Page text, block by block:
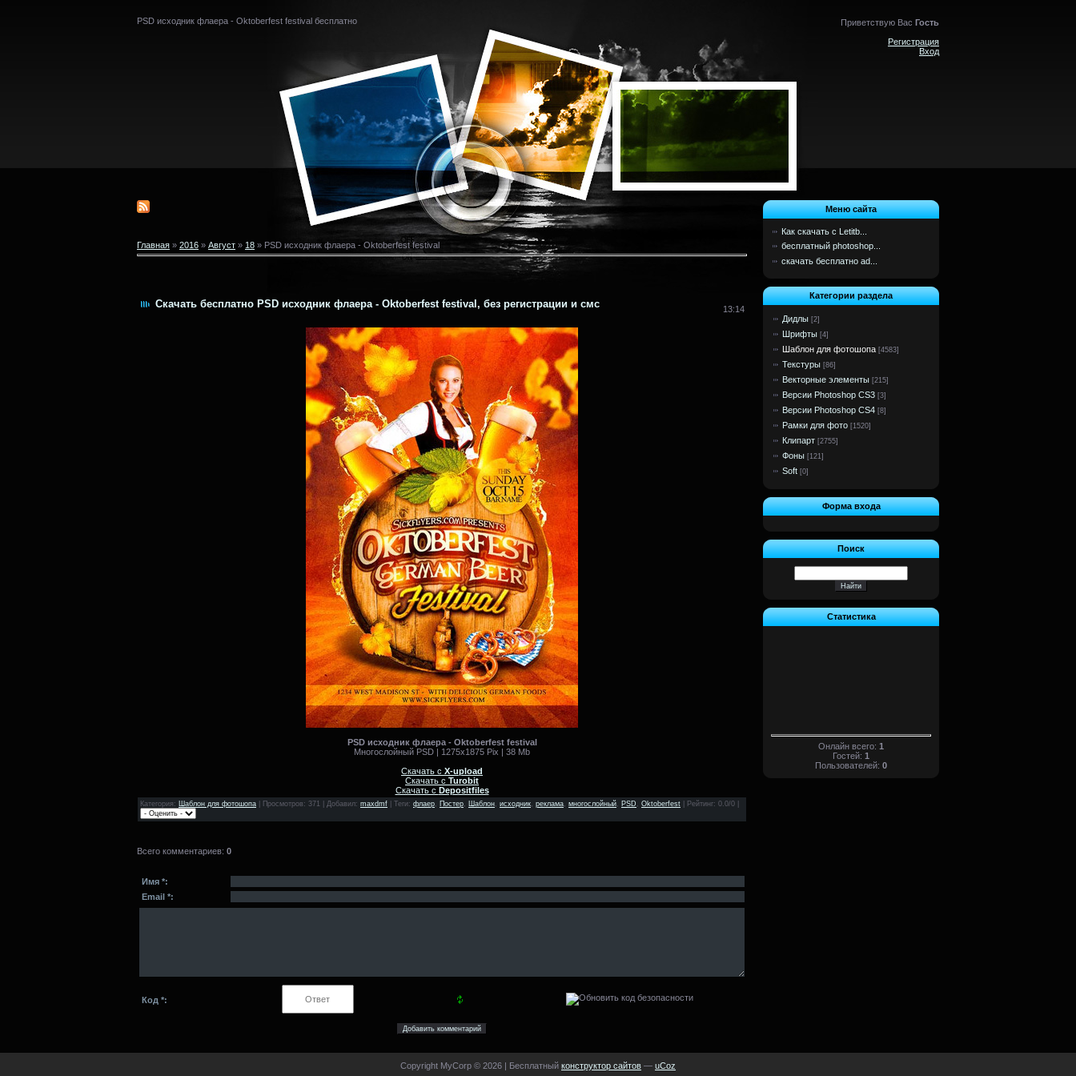
PSD исходник флаера - Oktoberfest festival бесплатно Приветствую Вас Гость
Регистрация
Вход
Главная » 2016 » Август » 18 » PSD исходник флаера - Oktoberfest festival
Скачать бесплатно PSD исходник флаера - Oktoberfest festival, без регистрации и смс 13:14
PSD исходник флаера - Oktoberfest festival
Многослойный PSD | 1275x1875 Pix | 38 Mb
Скачать с X-upload
Скачать с Turobit
Скачать с Depositfiles
Категория : Шаблон для фотошопа Просмотров: 371 | Добавил: maxdmf Теги: флаер Постер Шаблон исходник реклама многослойный PSD Oktoberfest Рейтинг: 0.0/0 |
Всего комментариев: 0
Имя *:
Email *:
Код *:
Меню сайта
Как скачать с Letitb...
бесплатный photoshop...
скачать бесплатно ad...
Категории раздела
Дидлы [2]
Шрифты [4]
Шаблон для фотошопа [4583]
Текстуры [86]
Векторные элементы [215]
Версии Photoshop CS3 [3]
Версии Photoshop CS4 [8]
Рамки для фото [1520]
Клипарт [2755]
Фоны [121]
Soft [0]
Форма входа
Поиск
Статистика
Онлайн всего: 1
Гостей: 1
Пользователей: 0
Copyright MyCorp © 2026 | Бесплатный конструктор сайтов — uCoz